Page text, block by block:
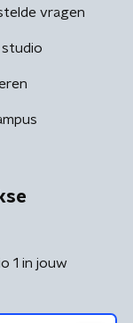
vragen
studio
1 in jouw